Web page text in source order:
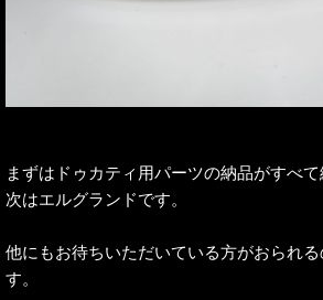
まずはドゥカティ用パーツの納品がすべて
次はエルグランドです。
他にもお待ちいただいている方がおられ
す。